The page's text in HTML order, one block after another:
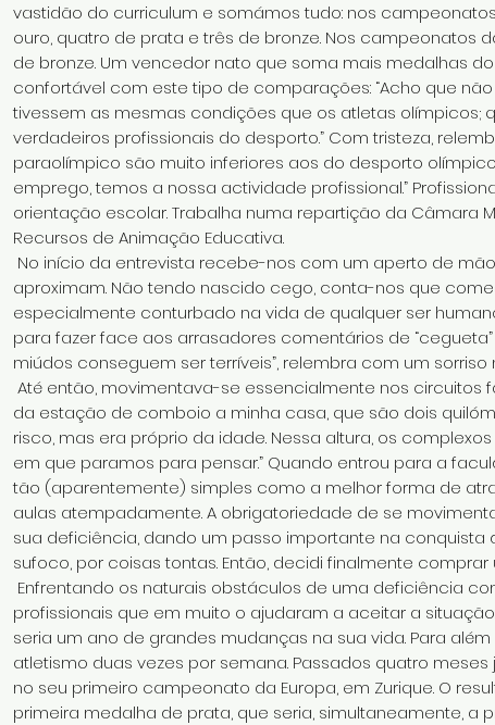
vastidão do curriculum e somámos tudo: nos
ouro, quatro de prata e três de bronze. Nos campeonatos
de bronze. Um vencedor nato que soma mais medalhas
confortável com este tipo de comparações: “Acho que
tivessem as mesmas condições que os atletas olímpicos;
verdadeiros profissionais do desporto.” Com tristeza,
paraolímpico são muito inferiores aos do desporto
emprego, temos a nossa actividade profissional.”
orientação escolar. Trabalha numa repartição da Câmara
Recursos de Animação Educativa.
No início da entrevista recebe-nos com um aperto de
aproximam. Não tendo nascido cego, conta-nos que
especialmente conturbado na vida de qualquer ser
para fazer face aos arrasadores comentários de
miúdos conseguem ser terríveis”, relembra com um sorriso
Até então, movimentava-se essencialmente nos circuitos
da estação de comboio a minha casa, que são dois
risco, mas era próprio da idade. Nessa altura, os
em que paramos para pensar.” Quando entrou para a
tão (aparentemente) simples como a melhor forma de
aulas atempadamente. A obrigatoriedade de se
sua deficiência, dando um passo importante na conquista
sufoco, por coisas tontas. Então, decidi finalmente comprar
Enfrentando os naturais obstáculos de uma deficiência
profissionais que em muito o ajudaram a aceitar a
seria um ano de grandes mudanças na sua vida. Para
atletismo duas vezes por semana. Passados quatro
no seu primeiro campeonato da Europa, em Zurique. O
primeira medalha de prata, que seria, simultaneamente,